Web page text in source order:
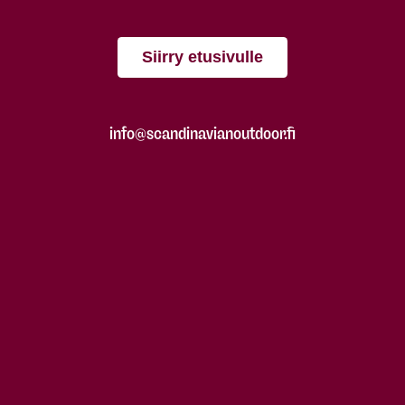
Siirry etusivulle
info@scandinavianoutdoor.fi